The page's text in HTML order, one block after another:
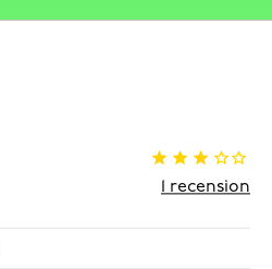
1 recension